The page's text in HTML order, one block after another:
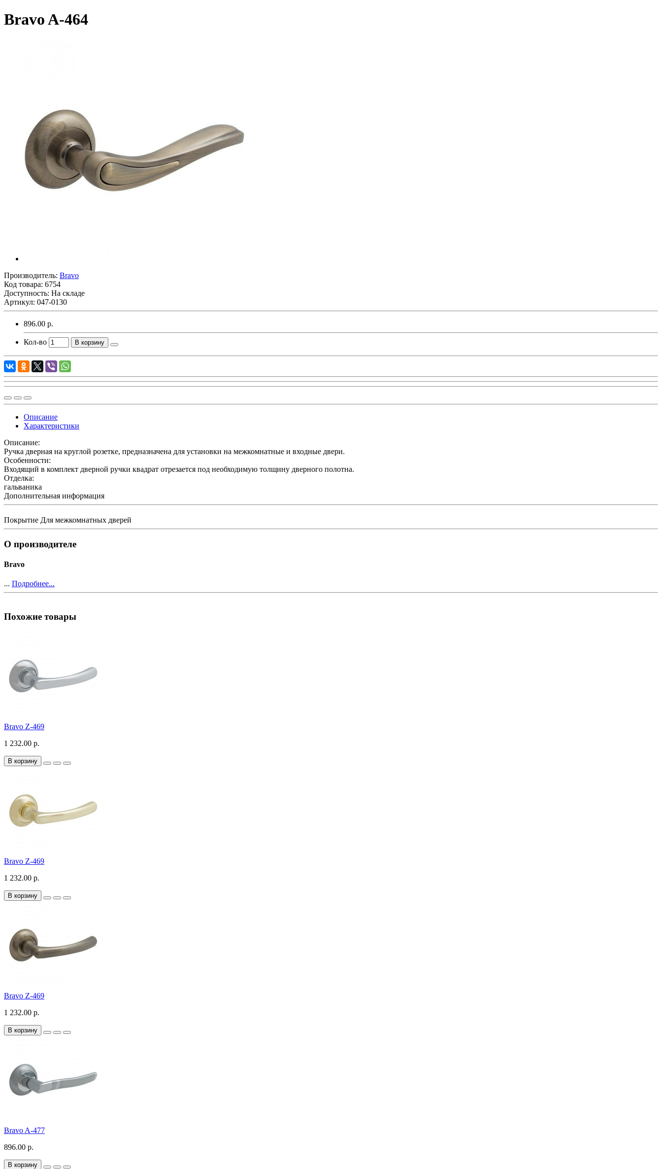
Bravo A-464
Производитель: Bravo
Код товара: 6754
Доступность: На складе
Артикул: 047-0130
896.00 р.
Кол-во В корзину
Описание
Характеристики
Описание:
Ручка дверная на круглой розетке, предназначена для установки на межкомнатные и входные двери.
Особенности:
Входящий в комплект дверной ручки квадрат отрезается под необходимую толщину дверного полотна.
Отделка:
гальваника
Дополнительная информация
Покрытие Для межкомнатных дверей
О производителе
Bravo
... Подробнее...
Похожие товары
Bravo Z-469
1 232.00 р.
В корзину
Bravo Z-469
1 232.00 р.
В корзину
Bravo Z-469
1 232.00 р.
В корзину
Bravo A-477
896.00 р.
В корзину